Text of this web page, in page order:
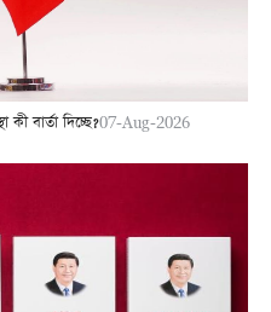
কী বার্তা দিচ্ছে?07-Aug-2026